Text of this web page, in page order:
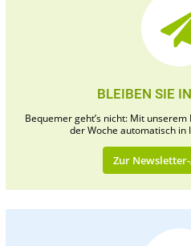
BLEIBEN SIE
Bequemer geht’s nicht: Mit
der Woche automatisch in
Zur